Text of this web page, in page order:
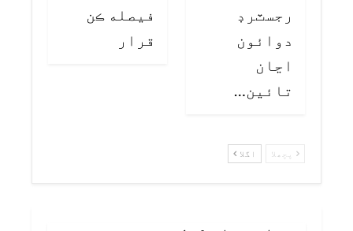
رجسٽرڊ
دوائون
اڃان
تائين…
فيصله ڪن
قرار
پچھلا اگلا